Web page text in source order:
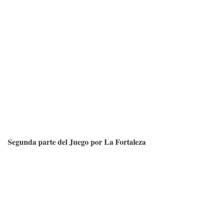
Segunda parte del Juego por La Fortaleza